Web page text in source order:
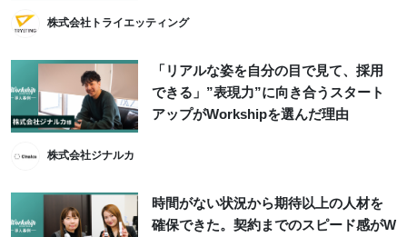
株式会社トライエッティング
「リアルな姿を自分の目で見て、採用
できる」”表現力”に向き合うスタート
アップがWorkshipを選んだ理由
株式会社ジナルカ
時間がない状況から期待以上の人材を
確保できた。契約までのスピード感がW